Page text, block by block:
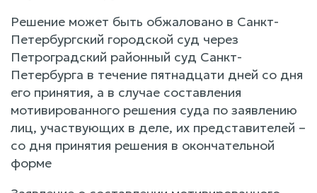
Решение может быть обжаловано в Санкт-
Петербургский городской суд через
Петроградский районный суд Санкт-
Петербурга в течение пятнадцати дней со дня
его принятия, а в случае составления
мотивированного решения суда по заявлению
лиц, участвующих в деле, их представителей –
со дня принятия решения в окончательной
форме